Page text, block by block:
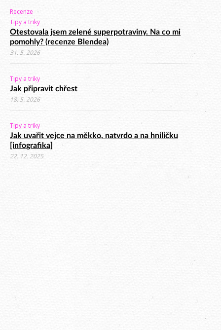
Recenze
Tipy a triky
Otestovala jsem zelené superpotraviny. Na co mi
pomohly? (recenze Blendea)
31. 5. 2026
Tipy a triky
Jak připravit chřest
18. 5. 2026
Tipy a triky
Jak uvařit vejce na měkko, natvrdo a na hniličku
[infografika]
22. 12. 2025